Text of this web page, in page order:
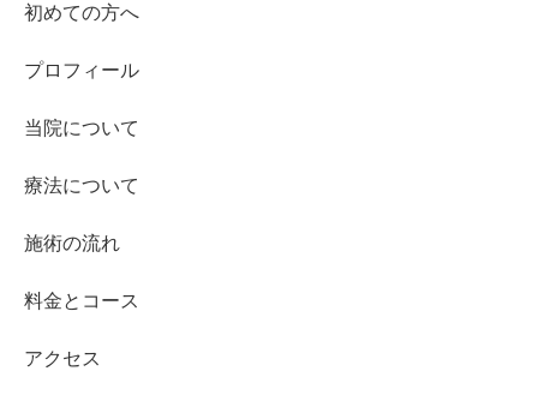
初めての方へ
プロフィール
当院について
療法について
施術の流れ
料金とコース
アクセス